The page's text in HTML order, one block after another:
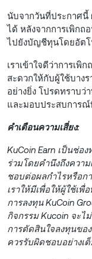
นับจากวันที่ประกาศนี้
ได้ หลังจากการเพิกถ
ไปยังบัญชีทุนโดยอัต
เราเข้าใจดีว่าการเ
สะดวกให้กับผู้ใช้บาง
อย่างยิ่ง โปรดทราบว่
และมอบประสบการณ์
คำเตือนความเสี่ยง:
KuCoin Earn เป็นช่อ
ร่วมโดยคำนึงถึงควา
ชอบต่อผลกำไรหรือก
เราให้มีเพื่อให้ผู้ใช้เพื่
การลงทุน KuCoin
กิจกรรม Kucoin จะ
การตัดสินใจลงทุนขอ
ควรรับผิดชอบอย่างเ